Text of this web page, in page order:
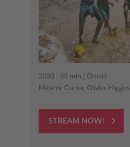
2020 | 88 min | OmeU
Mélanie Carrier, Olivier Higgins
STREAM NOW!